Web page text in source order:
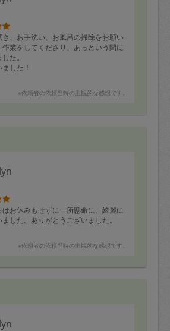
、お手洗い、お風呂の掃除をお願い
作業をしてくださり、あっという間に
た。
した！
※依頼者の依頼当時の主観的な感想です。
お休みもせずに一所懸命に、綺麗に
した。ありがとうございました。
※依頼者の依頼当時の主観的な感想です。